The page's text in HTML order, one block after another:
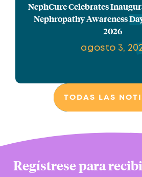
NephCure Celebrates
Nephropathy Awareness
2026
agosto 3,
TODAS LAS
Regístrese para